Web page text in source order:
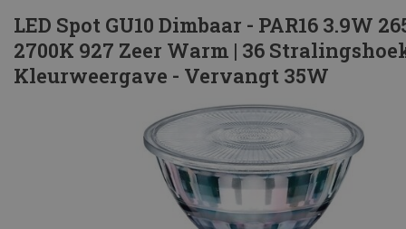
LED Spot GU10 Dimbaar - PAR16 3.9W
2700K 927 Zeer Warm | 36
Kleurweergave - Vervangt 35W